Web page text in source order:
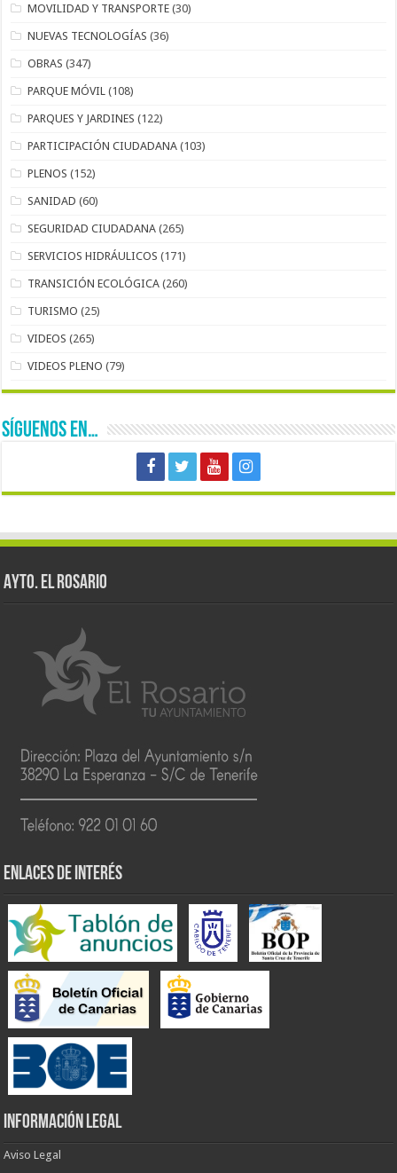
MOVILIDAD Y TRANSPORTE (30)
NUEVAS TECNOLOGÍAS (36)
OBRAS (347)
PARQUE MÓVIL (108)
PARQUES Y JARDINES (122)
PARTICIPACIÓN CIUDADANA (103)
PLENOS (152)
SANIDAD (60)
SEGURIDAD CIUDADANA (265)
SERVICIOS HIDRÁULICOS (171)
TRANSICIÓN ECOLÓGICA (260)
TURISMO (25)
VIDEOS (265)
VIDEOS PLENO (79)
SÍGUENOS EN…
AYTO. EL ROSARIO
ENLACES DE INTERÉS
INFORMACIÓN LEGAL
Aviso Legal